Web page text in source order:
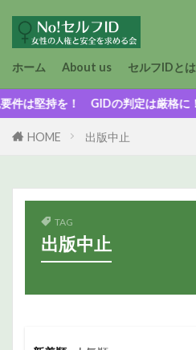
ホーム About us セルフIDとは
持を！ GIDの判定は厳格に！
HOME 出版中止
TAG
出版中止